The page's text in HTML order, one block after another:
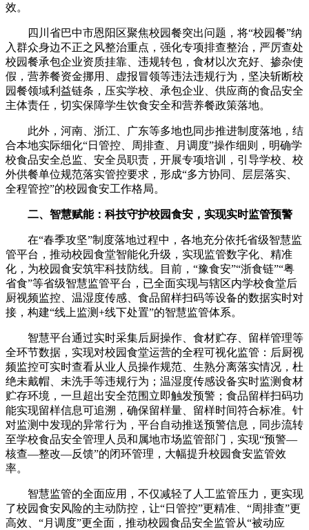
效。
四川省巴中市恩阳区聚焦校园餐突出问题，将“校园餐”纳
入群众身边不正之风整治重点，强化专项排查整治，严厉查处
校园餐承包企业资质挂靠、违规转包，食材以次充好、掺杂使
假，营养餐资金挪用、虚报冒领等违法违规行为，坚决斩断校
园餐领域利益链条，压实学校、承包企业、供应商的食品安全
主体责任，切实保障学生饮食安全和营养餐政策落地。
此外，河南、浙江、广东等多地也同步推进制度落地，结
合本地实际细化“日管控、周排查、月调度”操作细则，明确学
校食品安全总监、安全员职责，开展专项培训，引导学校、校
外供餐单位规范落实管控要求，形成“多方协同、层层落实、
全程管控”的校园食安工作格局。
二、智慧赋能：科技守护校园食安，实现实时监管预警
在“春季攻坚”制度落地过程中，各地充分依托省级智慧监
管平台，推动校园食堂智能化升级，实现监管数字化、精准
化，为校园食安筑牢科技防线。目前，“豫食安”“浙食链”“粤
省食”等省级智慧监管平台，已全面实现与辖区内学校食堂后
厨视频监控、温湿度传感、食品留样扫码等设备的数据实时对
接，构建“线上监测+线下处置”的智慧监管体系。
智慧平台通过实时采集后厨操作、食材贮存、留样管理等
全环节数据，实现对校园食堂运营的全程可视化监管：后厨视
频监控可实时查看从业人员操作规范、生熟分离落实情况，杜
绝未戴帽、未洗手等违规行为；温湿度传感设备实时监测食材
贮存环境，一旦超出安全范围立即触发预警；食品留样扫码功
能实现留样信息可追溯，确保留样量、留样时间符合标准。针
对监测中发现的异常行为，平台自动推送预警信息，同步流转
至学校食品安全管理人员和属地市场监管部门，实现“预警—
核查—整改—反馈”的闭环管理，大幅提升校园食安监管效
率。
智慧监管的全面应用，不仅减轻了人工监管压力，更实现
了校园食安风险的主动防控，让“日管控”更精准、“周排查”更
高效、“月调度”更全面，推动校园食品安全监管从“被动应